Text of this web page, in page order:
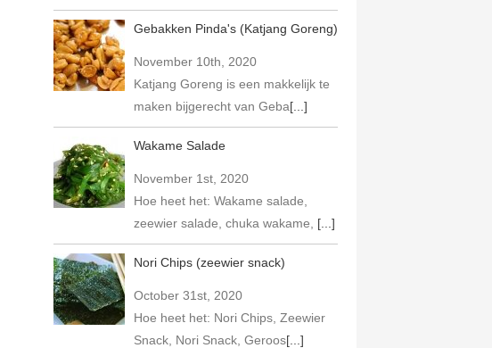
Gebakken Pinda's (Katjang Goreng)
November 10th, 2020
Katjang Goreng is een makkelijk te
maken bijgerecht van Geba[...]
Wakame Salade
November 1st, 2020
Hoe heet het: Wakame salade,
zeewier salade, chuka wakame, [...]
Nori Chips (zeewier snack)
October 31st, 2020
Hoe heet het: Nori Chips, Zeewier
Snack, Nori Snack, Geroos[...]